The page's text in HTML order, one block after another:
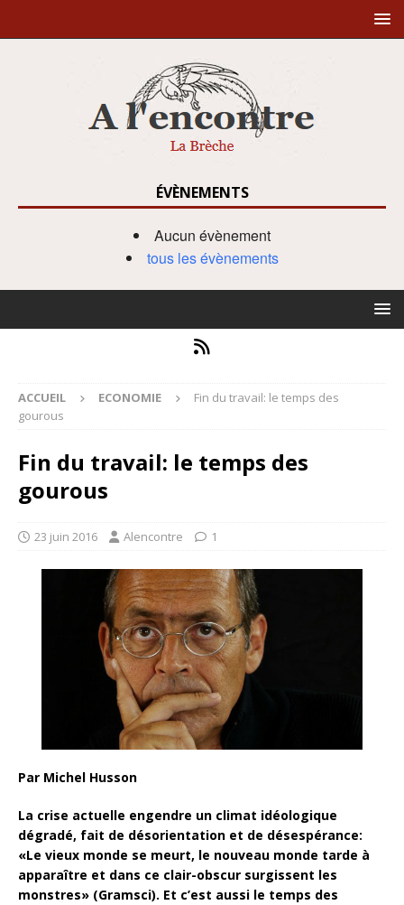
ÉVÈNEMENTS
Aucun évènement
tous les évènements
ACCUEIL ECONOMIE
Fin du travail: le temps des
gourous
Fin du travail: le temps des
gourous
23 juin 2016 Alencontre 1
Par Michel Husson
La crise actuelle engendre un climat idéologique
dégradé, fait de désorientation et de désespérance:
«Le vieux monde se meurt, le nouveau monde tarde à
apparaître et dans ce clair-obscur surgissent les
monstres» (Gramsci). Et c’est aussi le temps des